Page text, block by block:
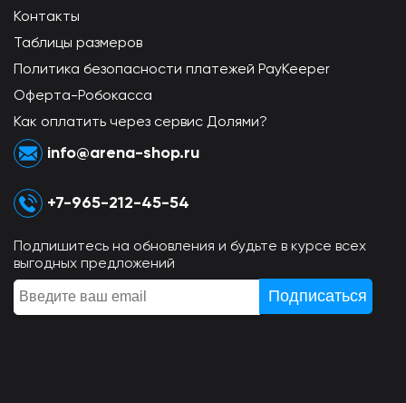
Контакты
Таблицы размеров
Политика безопасности платежей PayKeeper
Оферта-Робокасса
Как оплатить через сервис Долями?
info@arena-shop.ru
+7-965-212-45-54
Подпишитесь на обновления и будьте в курсе всех
выгодных предложений